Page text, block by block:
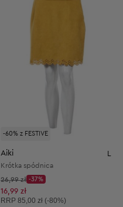
-60% z FESTIVE
Aiki L
Krótka spódnica
Cena początkowa:
26,99 zł
Discount Price:
-37%
Obniżona cena:
16,99 zł
Cena sugerowana:
RRP 85,00 zł (-80%)